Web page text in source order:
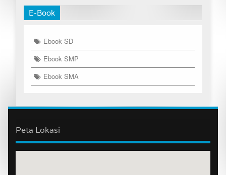
E-Book
Ebook SD
Ebook SMP
Ebook SMA
Peta Lokasi